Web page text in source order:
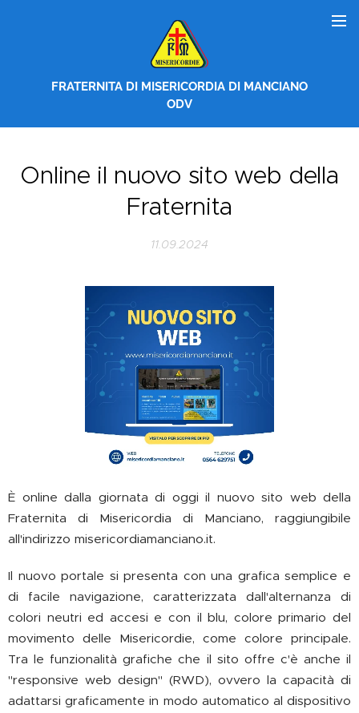
FRATERNITA DI MISERICORDIA DI MANCIANO
ODV
Online il nuovo sito web della
Fraternita
11.09.2024
È online dalla giornata di oggi il nuovo sito web della
Fraternita di Misericordia di Manciano, raggiungibile
all'indirizzo misericordiamanciano.it.
Il nuovo portale si presenta con una grafica semplice e
di facile navigazione, caratterizzata dall'alternanza di
colori neutri ed accesi e con il blu, colore primario del
movimento delle Misericordie, come colore principale.
Tra le funzionalità grafiche che il sito offre c'è anche il
"responsive web design" (RWD), ovvero la capacità di
adattarsi graficamente in modo automatico al dispositivo